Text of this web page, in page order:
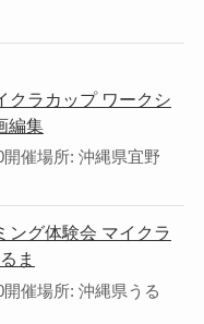
クラカップ ワークシ
編集
開催場所: 沖縄県宜野
ング体験会 マイクラ
ま
催場所: 沖縄県うる